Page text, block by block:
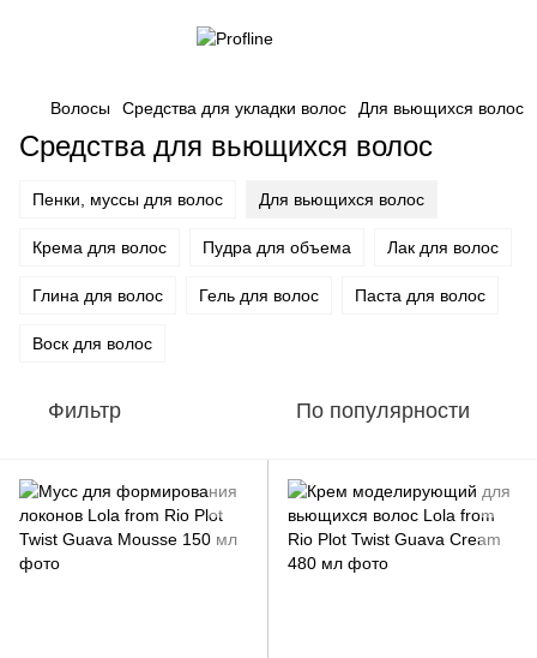
Волосы Средства для укладки волос Для вьющихся волос
Средства для вьющихся волос
Пенки, муссы для волос Для вьющихся волос
Крема для волос Пудра для объема Лак для волос
Глина для волос Гель для волос Паста для волос
Воск для волос
Фильтр По популярности